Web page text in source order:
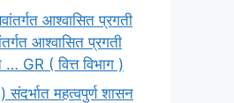
आश्वासित प्रगती
आश्वासित प्रगती
… GR ( वित्त विभाग )
महत्वपुर्ण शासन